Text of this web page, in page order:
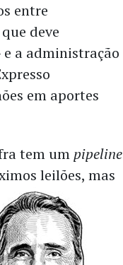
entre
deve
a administração
em aportes
tem um pipeline
leilões, mas